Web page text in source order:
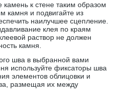
к стене таким образом
камня и подвигайте из
наилучшее сцепление.
клея по краям
раствор не должен
камня.
шва в выбранной вами
используйте фиксаторы шва
элементов облицовки и
размещая их между